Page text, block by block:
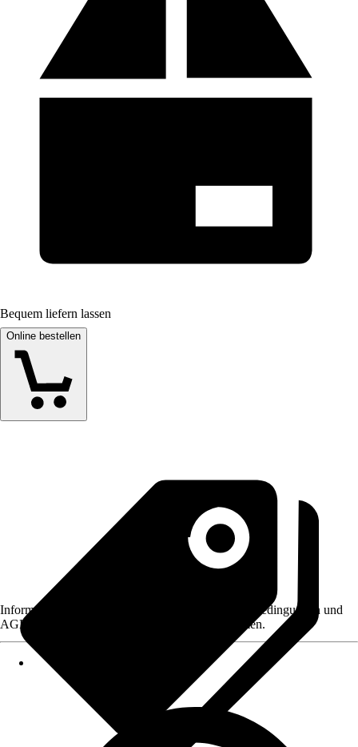
Bequem liefern lassen
Online bestellen
Informationen des Verkäufers, wie z. B. Rückgabebedingungen und
AGB, finden Sie bei Klick auf den Verkäufernamen.